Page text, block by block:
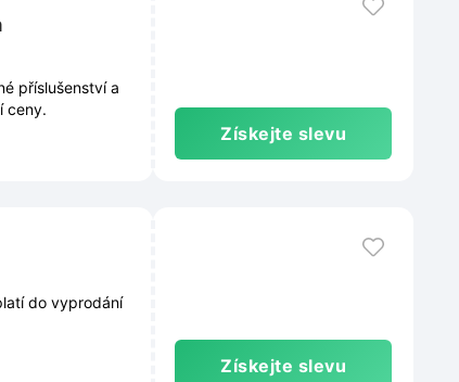
příslušenství a
ceny.
Získejte slevu
do vyprodání
Získejte slevu